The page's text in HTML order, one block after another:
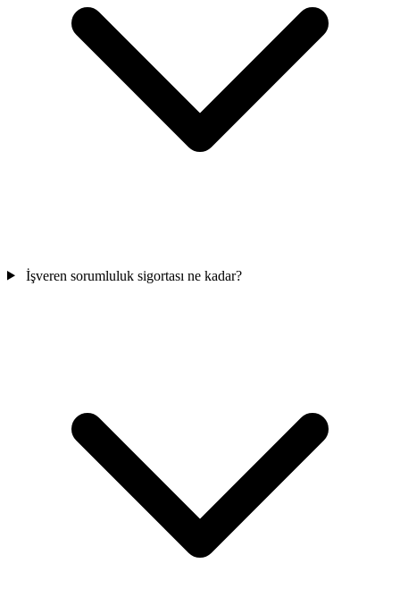
İşveren sorumluluk sigortası ne kadar?